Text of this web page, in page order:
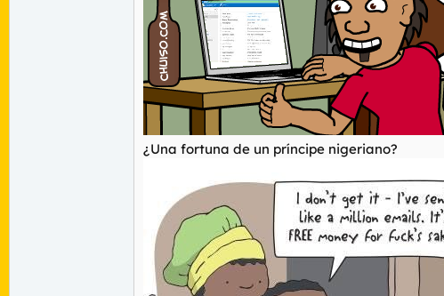
¿Una fortuna de un príncipe nigeriano?